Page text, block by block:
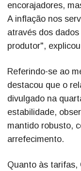
encorajadores,
A inflação nos
através dos
produtor",
Referindo-se ao
destacou que o
divulgado na
estabilidade,
mantido robusto,
arrefecimento.
Quanto às tarifas,